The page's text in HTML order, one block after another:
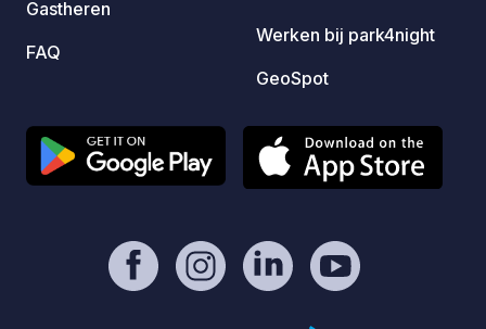
Gastheren
FAQ
Werken bij park4night
GeoSpot